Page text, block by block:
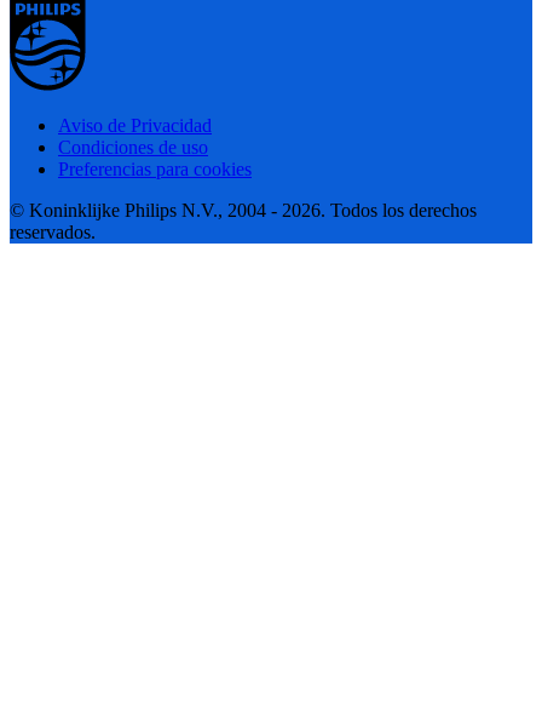
Aviso de Privacidad
Condiciones de uso
Preferencias para cookies
© Koninklijke Philips N.V., 2004 - 2026. Todos los derechos
reservados.